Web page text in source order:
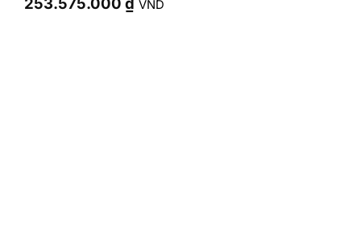
VND